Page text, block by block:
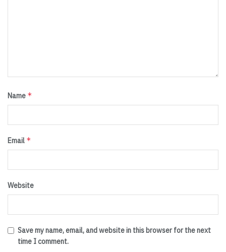
Name *
Email *
Website
Save my name, email, and website in this browser for the next
time I comment.